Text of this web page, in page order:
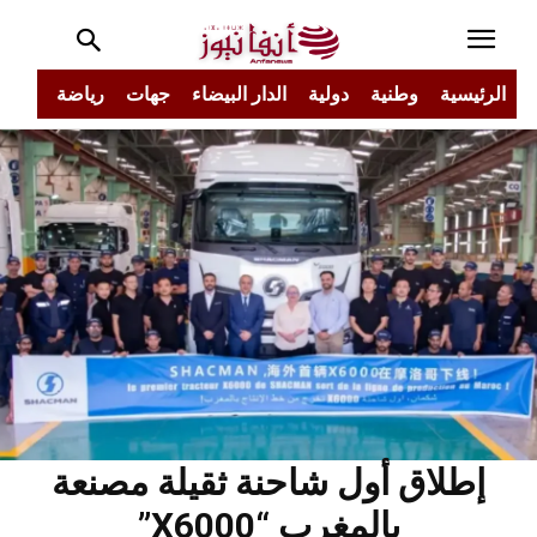
الرئيسية وطنية دولية الدار البيضاء جهات رياضة
إطلاق أول شاحنة ثقيلة مصنعة
بالمغرب “X6000”